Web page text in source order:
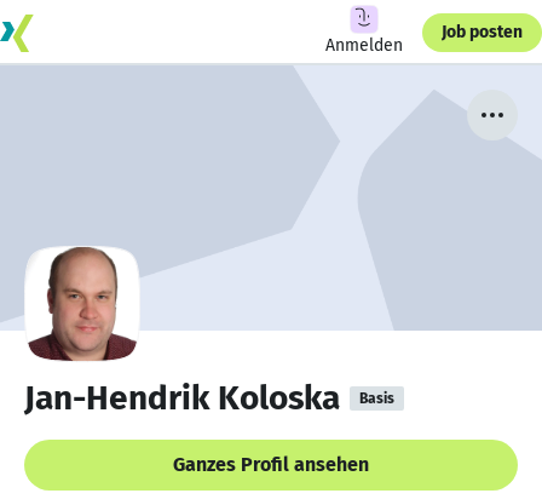
Anmelden
Job posten
Jan-Hendrik Koloska Basis
Ganzes Profil ansehen